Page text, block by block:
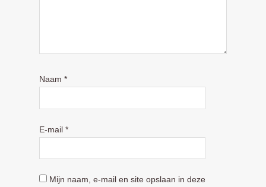
Naam *
E-mail *
Mijn naam, e-mail en site opslaan in deze